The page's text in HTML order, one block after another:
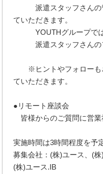
派遣スタッフさんの管
ていただきます。
YOUTHグループでは
派遣スタッフさんのフ
※ヒントやフォローも
ていただきます。
●リモート座談会
皆様からのご質問に営業
実施時間は3時間程度を予
募集会社：(株)ユース、(株
(株)ユース.IB